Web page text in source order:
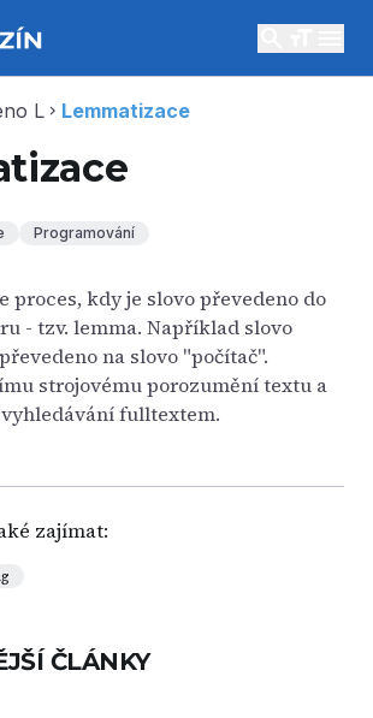
L chevron_right Lemmatizace
Programování
proces, kdy je slovo převedeno do
- tzv. lemma. Například slovo
na slovo "počítač".
strojovému porozumění textu a
fulltextem.
zajímat:
ČLÁNKY